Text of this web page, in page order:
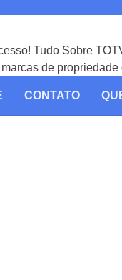
Tudo Sobre
de
CONTATO